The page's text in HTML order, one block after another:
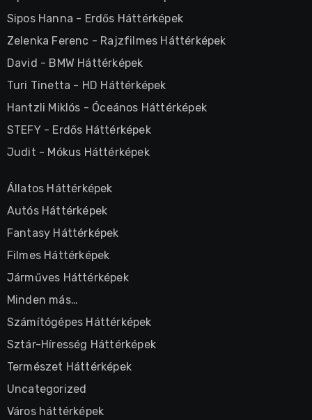
Sipos Hanna - Erdős Háttérképek
Zelenka Ferenc - Rajzfilmes Háttérképek
David - BMW Háttérképek
Turi Tinetta - HD Háttérképek
Hantzli Miklós - Óceános Háttérképek
STEFY- Erdős Háttérképek
Judit - Mókus Háttérképek
Állatos Háttérképek
Autós Háttérképek
Fantasy Háttérképek
Filmes Háttérképek
Járműves Háttérképek
Minden más…
Számítógépes Háttérképek
Sztár-Híresség Háttérképek
Természet Háttérképek
Uncategorized
Város háttérképek